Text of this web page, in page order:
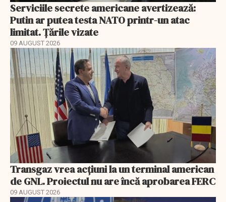
Serviciile secrete americane avertizează:
Putin ar putea testa NATO printr-un atac
limitat. Țările vizate
09 AUGUST 2026
Transgaz vrea acțiuni la un terminal american
de GNL. Proiectul nu are încă aprobarea FERC
09 AUGUST 2026